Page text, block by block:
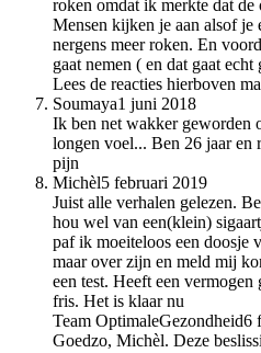
roken omdat ik merkte dat
Mensen kijken je aan alsof je
nergens meer roken. En
gaat nemen ( en dat gaat
Lees de reacties hierboven
Soumaya1 juni 2018
Ik ben net wakker geworden
longen voel... Ben 26 jaar en
pijn
Michèl5 februari 2019
Juist alle verhalen gelezen.
hou wel van een(klein)
paf ik moeiteloos een doosje
maar over zijn en meld mij
een test. Heeft een
fris. Het is klaar nu
Team OptimaleGezondheid6
Goedzo, Michèl. Deze